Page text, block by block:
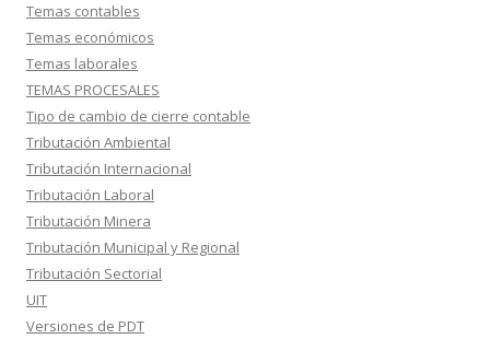
Temas contables
Temas económicos
Temas laborales
TEMAS PROCESALES
Tipo de cambio de cierre contable
Tributación Ambiental
Tributación Internacional
Tributación Laboral
Tributación Minera
Tributación Municipal y Regional
Tributación Sectorial
UIT
Versiones de PDT